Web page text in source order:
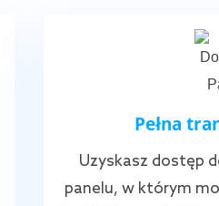
Pełna
Uzyskasz dostęp
panelu, w którym